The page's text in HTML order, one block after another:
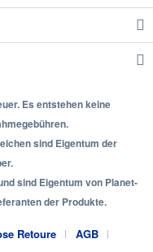
Es entstehen keine
sind Eigentum der
sind Eigentum von Planet-
der Produkte.
Retoure
AGB